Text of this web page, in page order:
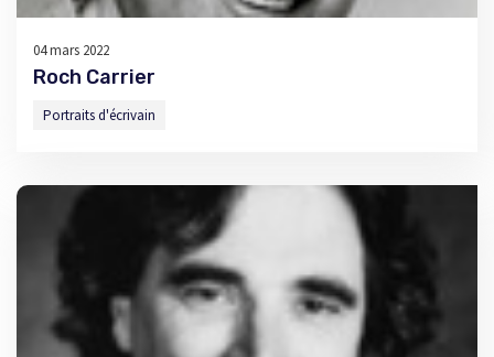
04 mars 2022
Roch Carrier
Portraits d'écrivain